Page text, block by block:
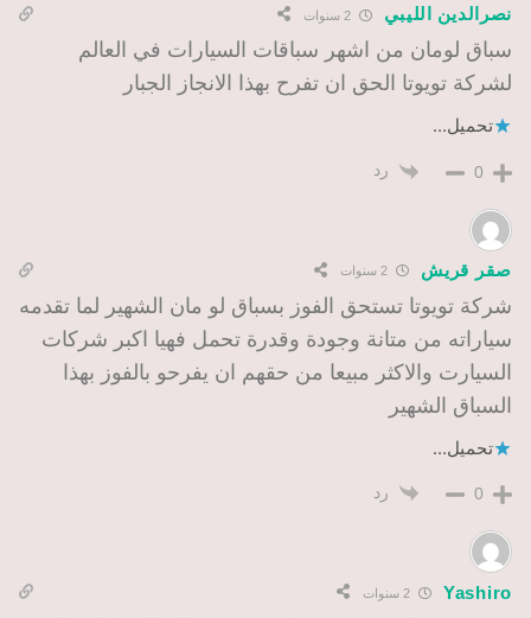
نصرالدين الليبي 2 سنوات
سباق لومان من اشهر سباقات السيارات في العالم
لشركة تويوتا الحق ان تفرح بهذا الانجاز الجبار
تحميل...
0 رد
صقر قريش
شركة تويوتا تستحق الفوز بسباق لو مان الشهير لما تقدمه
سياراته من متانة وجودة وقدرة تحمل فهيا اكبر شركات
السيارت والاكثر مبيعا من حقهم ان يفرحو بالفوز بهذا
السباق الشهير
تحميل...
0 رد
Yashiro